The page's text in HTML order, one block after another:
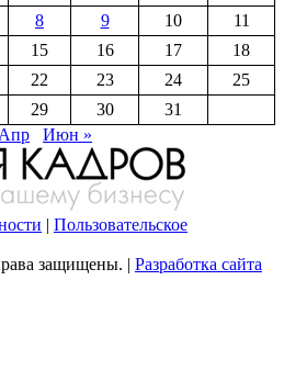
8 9 10
11
15 16 17
18
22 23 24
25
29 30
31
Июн »
| Пользовательское
защищены. | Разработка сайта